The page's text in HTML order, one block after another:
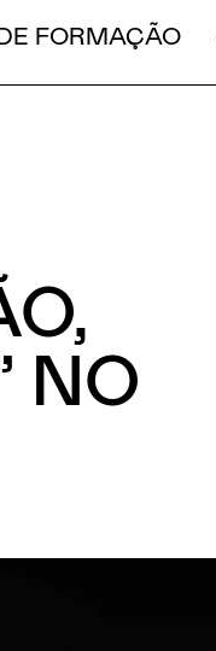
FORMAÇÃO
NO